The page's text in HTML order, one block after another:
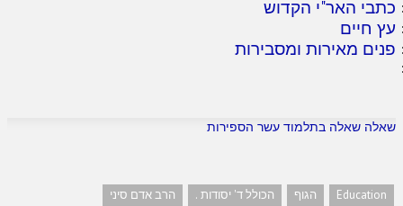
כתבי האר"י הקדוש
עץ חיים
פנים מאירות ומסבירות
שאלה שאלה בתלמוד עשר הספירות
Education הגוף הכולל ד' יסודות .
הרב אדם סיני